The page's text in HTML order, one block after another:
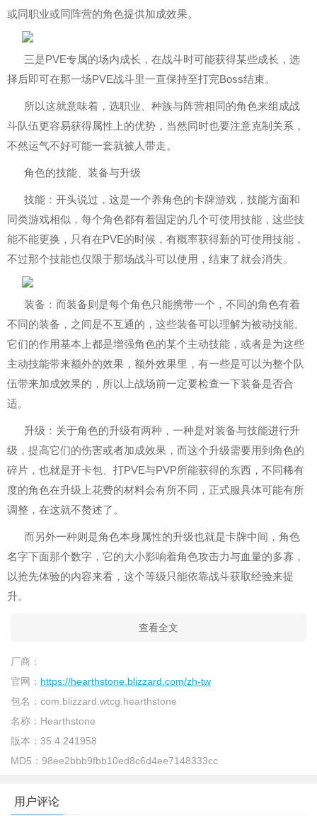
或同职业或同阵营的角色提供加成效果。
三是PVE专属的场内成长，在战斗时可能获得某些成长，选
择后即可在那一场PVE战斗里一直保持至打完Boss结束。
所以这就意味着，选职业、种族与阵营相同的角色来组成战
斗队伍更容易获得属性上的优势，当然同时也要注意克制关系，
不然运气不好可能一套就被人带走。
角色的技能、装备与升级
技能：开头说过，这是一个养角色的卡牌游戏，技能方面和
同类游戏相似，每个角色都有着固定的几个可使用技能，这些技
能不能更换，只有在PVE的时候，有概率获得新的可使用技能，
不过那个技能也仅限于那场战斗可以使用，结束了就会消失。
装备：而装备则是每个角色只能携带一个，不同的角色有着
不同的装备，之间是不互通的，这些装备可以理解为被动技能。
它们的作用基本上都是增强角色的某个主动技能，或者是为这些
主动技能带来额外的效果，额外效果里，有一些是可以为整个队
伍带来加成效果的，所以上战场前一定要检查一下装备是否合
适。
升级：关于角色的升级有两种，一种是对装备与技能进行升
级，提高它们的伤害或者加成效果，而这个升级需要用到角色的
碎片，也就是开卡包、打PVE与PVP所能获得的东西，不同稀有
度的角色在升级上花费的材料会有所不同，正式服具体可能有所
调整，在这就不赘述了。
而另外一种则是角色本身属性的升级也就是卡牌中间，角色
名字下面那个数字，它的大小影响着角色攻击力与血量的多寡，
以抢先体验的内容来看，这个等级只能依靠战斗获取经验来提
升。
查看全文
厂商：
官网： https://hearthstone.blizzard.com/zh-tw
包名： com.blizzard.wtcg.hearthstone
名称： Hearthstone
版本： 35.4.241958
MD5： 98ee2bbb9fbb10ed8c6d4ee7148333cc
用户评论